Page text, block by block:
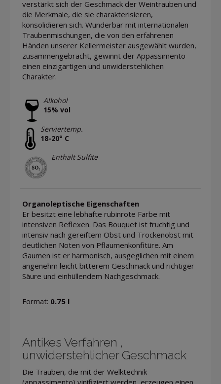
verstärkt sich der Geschmack der Weintrauben und
die Merkmale, die sie charakterisieren,
konsolidieren sich. Wunderbar mit internationalen
Traubenmischungen, die von den erfahrenen
Händen unserer Kellermeister ausgewählt wurden,
zusammengebracht, gewinnt der Appassimento
einen einzigartigen und unwiderstehlichen
Charakter.
Alkohol
15% vol
Serviertemp.
18-20° C
Enthält Sulfite
Organoleptische Eigenschaften
Er besitzt eine lebhafte rubinrote Farbe mit
intensiven Reflexen. Das Bouquet ist fruchtig und
intensiv nach gereiftem Obst und Trockenobst mit
deutlichen Noten von Pflaumenkonfitüre. Am
Gaumen ist er harmonisch, ausgeglichen mit einem
angenehm leicht bitterem Geschmack und richtiger
Säure und einhüllendem Nachgeschmack.
Format: 0.75 l
Antikes Verfahren ,
unwiderstehlicher Geschmack
Die Trauben, die mit der Welktechnik
(appassimento) vinifiziert werden, erzeugen einen